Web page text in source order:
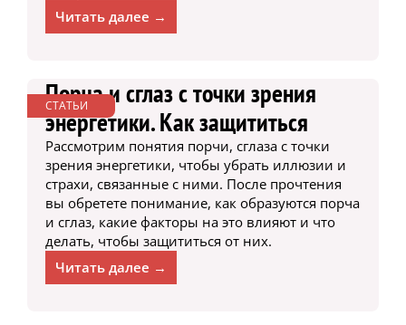
Читать далее →
СТАТЬИ
Порча и сглаз с точки зрения
энергетики. Как защититься
Рассмотрим понятия порчи, сглаза с точки
зрения энергетики, чтобы убрать иллюзии и
страхи, связанные с ними. После прочтения
вы обретете понимание, как образуются порча
и сглаз, какие факторы на это влияют и что
делать, чтобы защититься от них.
Читать далее →